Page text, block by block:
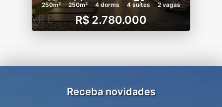
250m² 250m² 4 dorms 4 suítes 2 vagas
R$ 2.780.000
Receba novidades